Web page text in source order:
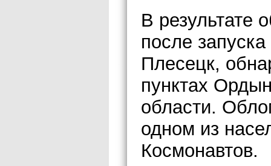
В результате
после
Плесецк,
пунктах
области.
одном из
Космонавтов.